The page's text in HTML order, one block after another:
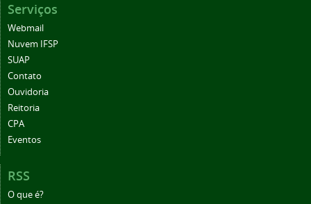
Serviços
Webmail
Nuvem IFSP
SUAP
Contato
Ouvidoria
Reitoria
CPA
Eventos
RSS
O que é?